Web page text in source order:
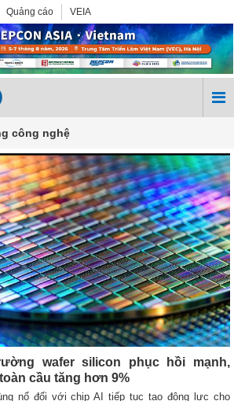
Quảng cáo VEIA
công nghệ
wafer silicon phục hồi mạnh,
cầu tăng hơn 9%
nổ đối với chip AI tiếp tục tạo động lực cho